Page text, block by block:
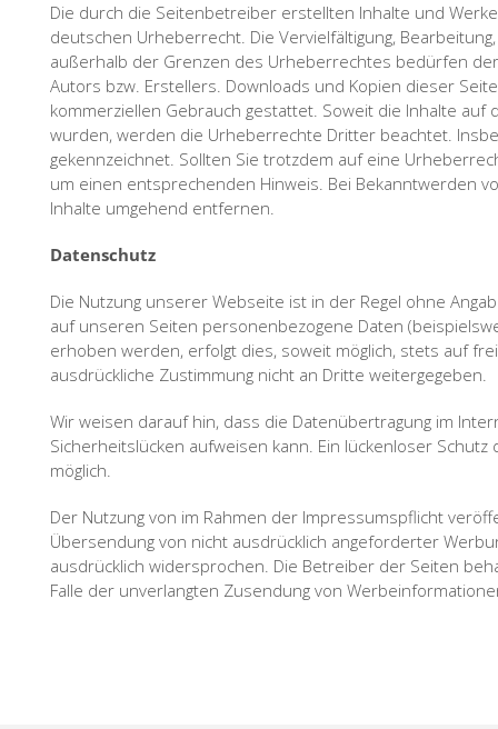
Die durch die Seitenbetreiber erstellten Inhalte und
deutschen Urheberrecht. Die Vervielfältigung,
außerhalb der Grenzen des Urheberrechtes bedürfen
Autors bzw. Erstellers. Downloads und Kopien dieser
kommerziellen Gebrauch gestattet. Soweit die Inhalte
wurden, werden die Urheberrechte Dritter beachtet.
gekennzeichnet. Sollten Sie trotzdem auf eine
um einen entsprechenden Hinweis. Bei Bekanntwerden
Inhalte umgehend entfernen.
Datenschutz
Die Nutzung unserer Webseite ist in der Regel ohne
auf unseren Seiten personenbezogene Daten
erhoben werden, erfolgt dies, soweit möglich, stets auf
ausdrückliche Zustimmung nicht an Dritte weitergegeben.
Wir weisen darauf hin, dass die Datenübertragung im
Sicherheitslücken aufweisen kann. Ein lückenloser
möglich.
Der Nutzung von im Rahmen der Impressumspflicht
Übersendung von nicht ausdrücklich angeforderter
ausdrücklich widersprochen. Die Betreiber der Seiten
Falle der unverlangten Zusendung von